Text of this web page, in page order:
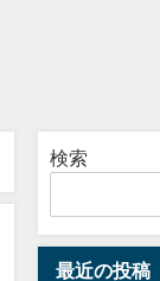
検索
最近の投稿